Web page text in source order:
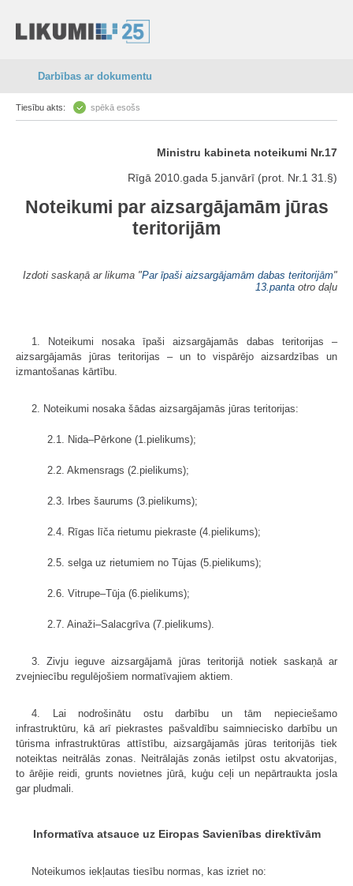
Darbības ar dokumentu
Tiesību akts: spēkā esošs
Ministru kabineta noteikumi Nr.17
Rīgā 2010.gada 5.janvārī (prot. Nr.1 31.§)
Noteikumi par aizsargājamām jūras
teritorijām
Izdoti saskaņā ar likuma "Par īpaši aizsargājamām dabas teritorijām"
13.panta otro daļu
1. Noteikumi nosaka īpaši aizsargājamās dabas teritorijas –
aizsargājamās jūras teritorijas – un to vispārējo aizsardzības un
izmantošanas kārtību.
2. Noteikumi nosaka šādas aizsargājamās jūras teritorijas:
2.1. Nida–Pērkone (1.pielikums);
2.2. Akmensrags (2.pielikums);
2.3. Irbes šaurums (3.pielikums);
2.4. Rīgas līča rietumu piekraste (4.pielikums);
2.5. selga uz rietumiem no Tūjas (5.pielikums);
2.6. Vitrupe–Tūja (6.pielikums);
2.7. Ainaži–Salacgrīva (7.pielikums).
3. Zivju ieguve aizsargājamā jūras teritorijā notiek saskaņā ar
zvejniecību regulējošiem normatīvajiem aktiem.
4. Lai nodrošinātu ostu darbību un tām nepieciešamo
infrastruktūru, kā arī piekrastes pašvaldību saimniecisko darbību un
tūrisma infrastruktūras attīstību, aizsargājamās jūras teritorijās tiek
noteiktas neitrālās zonas. Neitrālajās zonās ietilpst ostu akvatorijas,
to ārējie reidi, grunts novietnes jūrā, kuģu ceļi un nepārtraukta josla
gar pludmali.
Informatīva atsauce uz Eiropas Savienības direktīvām
Noteikumos iekļautas tiesību normas, kas izriet no: